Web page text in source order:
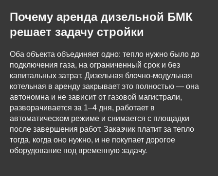
Почему аренда дизельной БМК
решает задачу стройки
Оба объекта объединяет одно: тепло нужно было до
подключения газа, на ограниченный срок и без
капитальных затрат. Дизельная блочно-модульная
котельная в аренду закрывает это полностью — она
автономна и не зависит от газовой магистрали,
разворачивается за 1–4 дня, работает в
автоматическом режиме и снимается с площадки
после завершения работ. Заказчик платит за тепло
тогда, когда оно нужно, и не покупает дорогое
оборудование под временную задачу.